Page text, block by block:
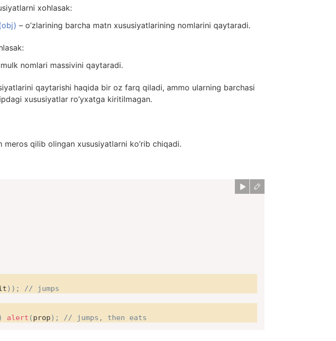
xohlasak:
– o’zlarining barcha matn xususiyatlarining nomlarini qaytaradi.
nomlari massivini qaytaradi.
qaytarishi haqida bir oz farq qiladi, ammo ularning barchasi
xususiyatlar ro’yxatga kiritilmagan.
meros qilib olingan xususiyatlarni ko’rib chiqadi.
) ) ; // jumps
alert (prop) ; // jumps, then eats